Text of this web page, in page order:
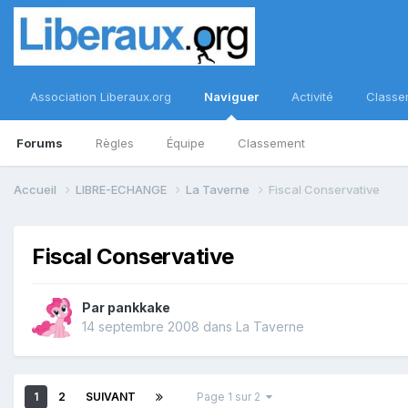
Association Liberaux.org Naviguer
Forums Règles Équipe Classement
Activité
Accueil LIBRE-ECHANGE La Taverne Fiscal Conservative
Fiscal Conservative
Par pankkake
14 septembre 2008 dans La Taverne
1 2 SUIVANT Page 1 sur 2